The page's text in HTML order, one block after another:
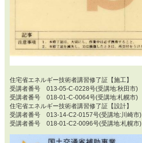
住宅省エネルギー技術者講習修了証【施工】
受講者番号 013-05-C-0228号(受講地:秋田市)
受講者番号 018-01-C-0064号(受講地:札幌市)
住宅省エネルギー技術者講習修了証【設計】
受講者番号 013-14-C2-0157号(受講地:川崎市)
受講者番号 018-01-C2-0096号(受講地:札幌市)